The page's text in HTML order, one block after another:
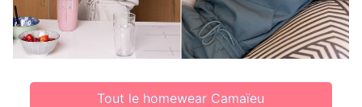
Tout le homewear Camaïeu